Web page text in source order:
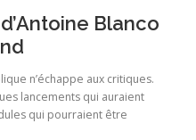
Blanco
n’échappe aux critiques.
lancements qui auraient
qui pourraient être